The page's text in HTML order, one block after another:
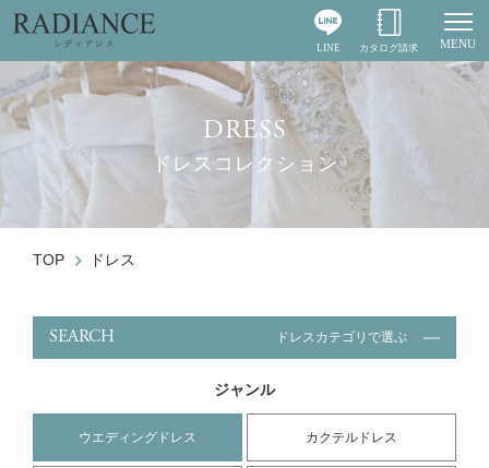
MENU
LINE カタログ請求
DRESS
ドレスコレクション
TOP ドレス
SEARCH ドレスカテゴリで選ぶ
ジャンル
ウエディングドレス カクテルドレス